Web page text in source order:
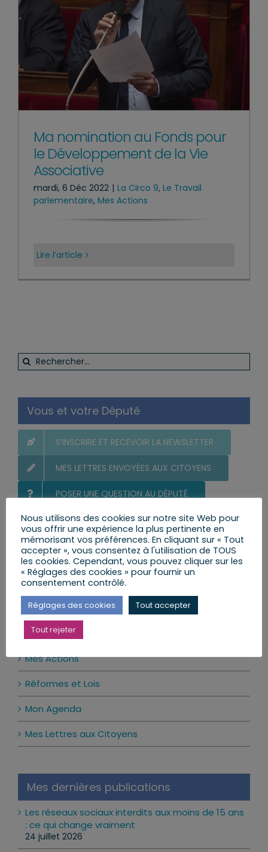
Ma nomination au Fonds pour
le Développement de la Vie
Associative
mardi, 6 Déc 2022 | La Circo 9, Le Travail
parlementaire, Mes Actions
Lire l’article
Rechercher:
Vous et votre Député
S’INSCRIRE ET RECEVOIR LA NEWSLETTER
MES LETTRES ENVOYÉES AUX CITOYENS
POSER UNE QUESTION AU DÉPUTÉ
LE CALENDRIER DES PERMANENCES
Ma prochaine permanence
Notice
Il n’y a pas d’évènements à venir.
Actualité par catégories
Mes Actions
Réformes et Lois
Mon Agenda
Mes Lettres aux Citoyens
Mes dernières publications
Les réseaux sociaux interdits aux moins de 15 ans
: ce qui change vraiment
24 juillet 2026
Nous utilisons des cookies sur notre site Web pour
vous offrir une expérience la plus pertinente en
mémorisant vos préférences. En cliquant sur « Tout
accepter », vous consentez à l'utilisation de TOUS
les cookies. Cependant, vous pouvez cliquer sur les
« Réglages des cookies » pour fournir un
consentement contrôlé.
Réglages des cookies Tout accepter
Tout rejeter